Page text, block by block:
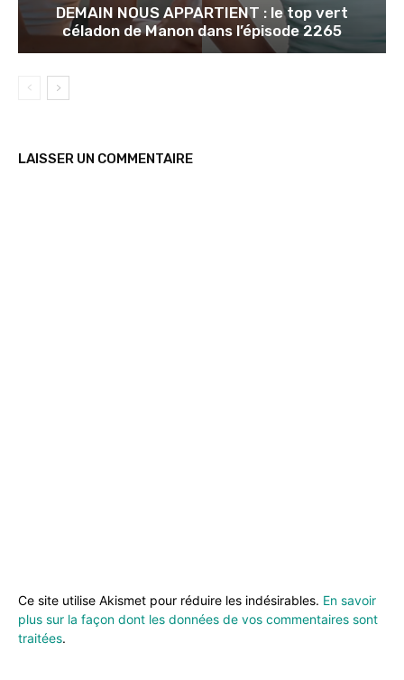
DEMAIN NOUS APPARTIENT : le top vert
céladon de Manon dans l’épisode 2265
LAISSER UN COMMENTAIRE
Ce site utilise Akismet pour réduire les indésirables. En savoir
plus sur la façon dont les données de vos commentaires sont
traitées.